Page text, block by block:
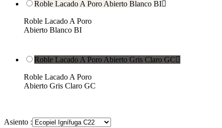
Roble Lacado A Poro Abierto Blanco BI
Roble Lacado A Poro
Abierto Blanco BI
Roble Lacado A Poro Abierto Gris Claro GC
Roble Lacado A Poro
Abierto Gris Claro GC
Asiento :